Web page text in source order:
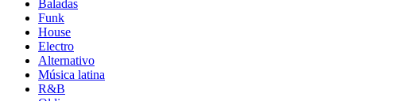
Baladas
Funk
House
Electro
Alternativo
Música latina
R&B